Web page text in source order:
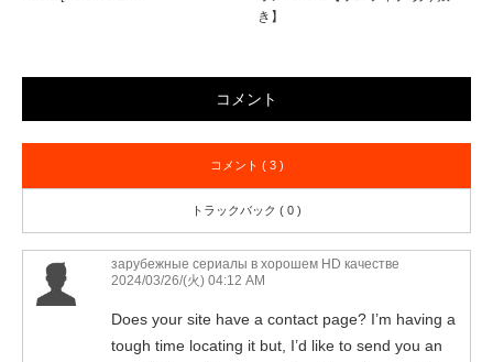
き】
コメント
コメント ( 3 )
トラックバック ( 0 )
зарубежные сериалы в хорошем HD качестве
2024/03/26/(火) 04:12 AM
Does your site have a contact page? I’m having a
tough time locating it but, I’d like to send you an